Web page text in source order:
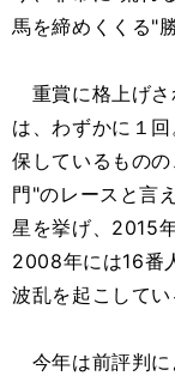
馬を締めくくる"
重賞に格上げさ
は、わずかに１
保しているもの
門"のレースと言
星を挙げ、2015
2008年には16番
波乱を起こしてい
今年は前評判に